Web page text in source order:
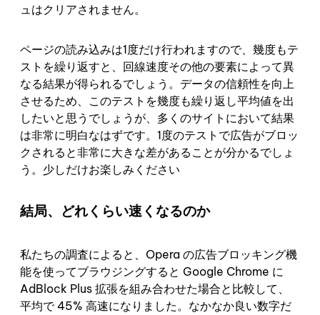
ュはクリアされません。
ページの読み込みは1度だけ行われますので、幾度もテ
ストを繰り返すと、回線速度その他の要素によって異
なる結果が得られるでしょう。データの信頼性を向上
させるため、このテストを幾度も繰り返し平均値を出
したいと思うでしょうが、多くのサイトにおいて結果
は非常に明白なはずです。1度のテストで広告がブロッ
クされると非常に大きな差があることが分かるでしょ
う。少しだけお楽しみください
結局、どれくらい速くなるのか
私たちの調査によると、Opera の広告ブロッキング機
能を使ってブラウジングすると Google Chrome に
AdBlock Plus 拡張を組み合わせた場合と比較して、
平均で 45% 高速になりました。なかなか良い数字だ